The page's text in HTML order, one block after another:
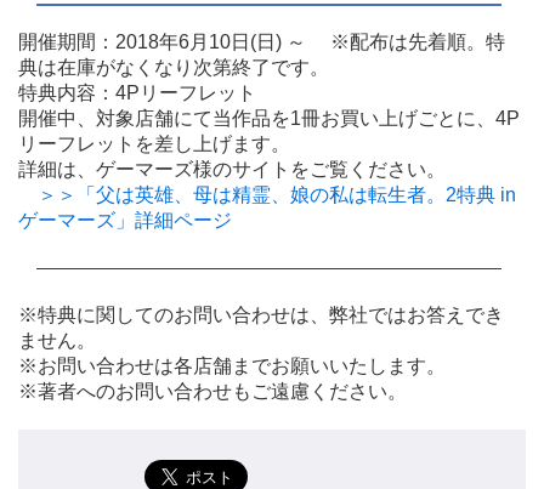
開催期間：2018年6月10日(日) ～ ※配布は先着順。特
典は在庫がなくなり次第終了です。
特典内容：4Pリーフレット
開催中、対象店舗にて当作品を1冊お買い上げごとに、4P
リーフレットを差し上げます。
詳細は、ゲーマーズ様のサイトをご覧ください。
＞＞「父は英雄、母は精霊、娘の私は転生者。2特典 in
ゲーマーズ」詳細ページ
※特典に関してのお問い合わせは、弊社ではお答えでき
ません。
※お問い合わせは各店舗までお願いいたします。
※著者へのお問い合わせもご遠慮ください。